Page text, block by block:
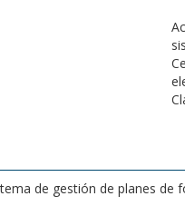
de gestión de planes